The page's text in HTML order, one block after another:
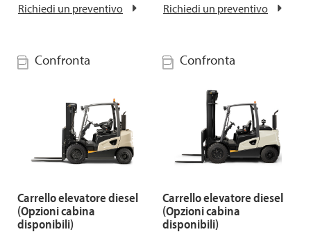
Richiedi un preventivo Richiedi un preventivo
Confronta
Carrello elevatore diesel
(Opzioni cabina
disponibili)
Confronta
Carrello elevatore diesel
(Opzioni cabina
disponibili)